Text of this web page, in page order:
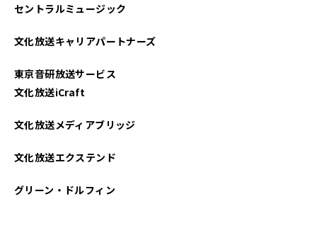
2023年05月
2023年04月
2023年03月
セントラルミュージック
文化放送キャリアパートナーズ
東京音研放送サービス
文化放送iCraft
文化放送メディアブリッジ
文化放送エクステンド
グリーン・ドルフィン